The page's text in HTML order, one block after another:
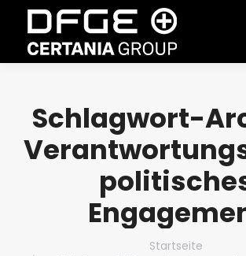
Schlagwort-
Startseite